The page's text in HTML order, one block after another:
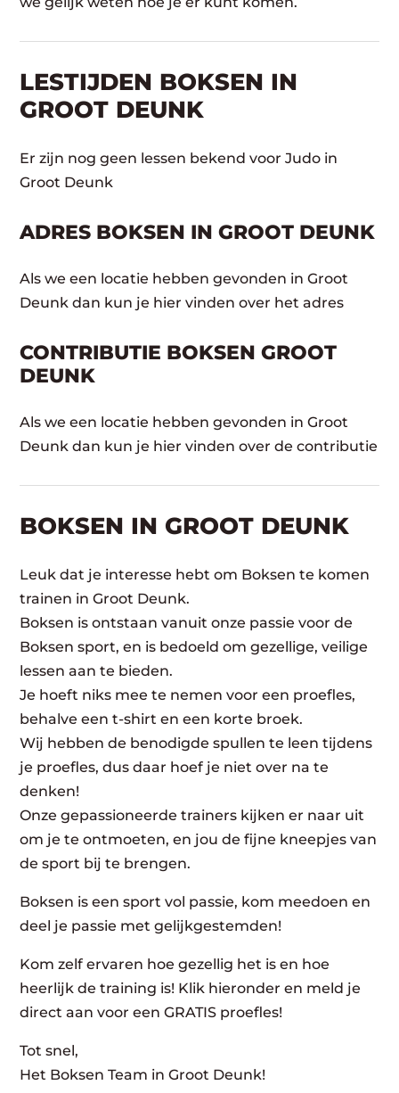
LESTIJDEN BOKSEN IN
GROOT DEUNK
Er zijn nog geen lessen bekend voor Judo in
Groot Deunk
ADRES BOKSEN IN GROOT DEUNK
Als we een locatie hebben gevonden in Groot
Deunk dan kun je hier vinden over het adres
CONTRIBUTIE BOKSEN GROOT
DEUNK
Als we een locatie hebben gevonden in Groot
Deunk dan kun je hier vinden over de contributie
BOKSEN IN GROOT DEUNK
Leuk dat je interesse hebt om Boksen te komen
trainen in Groot Deunk.
Boksen is ontstaan vanuit onze passie voor de
Boksen sport, en is bedoeld om gezellige, veilige
lessen aan te bieden.
Je hoeft niks mee te nemen voor een proefles,
behalve een t-shirt en een korte broek.
Wij hebben de benodigde spullen te leen tijdens
je proefles, dus daar hoef je niet over na te
denken!
Onze gepassioneerde trainers kijken er naar uit
om je te ontmoeten, en jou de fijne kneepjes van
de sport bij te brengen.
Boksen is een sport vol passie, kom meedoen en
deel je passie met gelijkgestemden!
Kom zelf ervaren hoe gezellig het is en hoe
heerlijk de training is! Klik hieronder en meld je
direct aan voor een GRATIS proefles!
Tot snel,
Het Boksen Team in Groot Deunk!